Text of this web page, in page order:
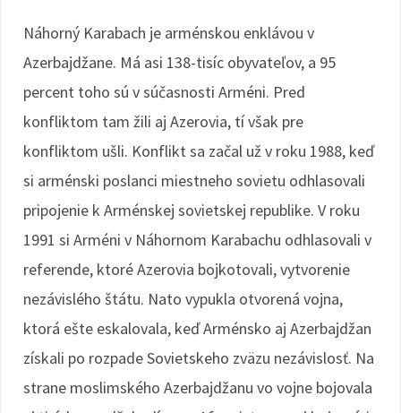
Náhorný Karabach je arménskou enklávou v
Azerbajdžane. Má asi 138-tisíc obyvateľov, a 95
percent toho sú v súčasnosti Arméni. Pred
konfliktom tam žili aj Azerovia, tí však pre
konfliktom ušli. Konflikt sa začal už v roku 1988, keď
si arménski poslanci miestneho sovietu odhlasovali
pripojenie k Arménskej sovietskej republike. V roku
1991 si Arméni v Náhornom Karabachu odhlasovali v
referende, ktoré Azerovia bojkotovali, vytvorenie
nezávislého štátu. Nato vypukla otvorená vojna,
ktorá ešte eskalovala, keď Arménsko aj Azerbajdžan
získali po rozpade Sovietskeho zväzu nezávislosť. Na
strane moslimského Azerbajdžanu vo vojne bojovala